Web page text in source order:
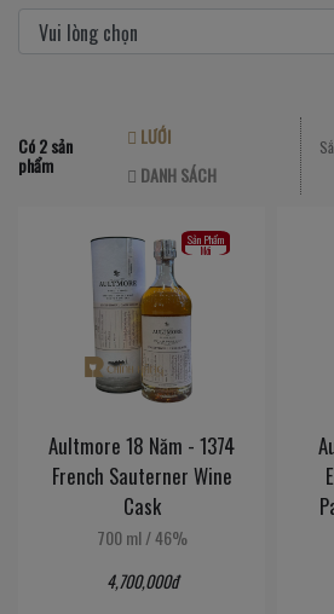
Có 2 sản
phẩm
LƯỚI
DANH SÁCH
Sản Phẩm
Mới
Aultmore 18 Năm - 1374
French Sauterner Wine
Cask
700 ml/46%
4,700,000đ